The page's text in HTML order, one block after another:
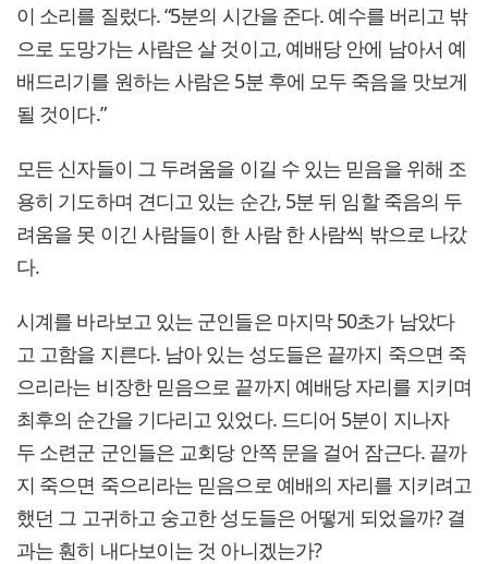
이 소리를 질렀다. “5분의 시간을 준다. 예수를 버리고 밖
으로 도망가는 사람은 살 것이고, 예배당 안에 남아서 예
배드리기를 원하는 사람은 5분 후에 모두 죽음을 맛보게
될 것이다.”
모든 신자들이 그 두려움을 이길 수 있는 믿음을 위해 조
용히 기도하며 견디고 있는 순간, 5분 뒤 임할 죽음의 두
려움을 못 이긴 사람들이 한 사람 한 사람씩 밖으로 나갔
다.
시계를 바라보고 있는 군인들은 마지막 50초가 남았다
고 고함을 지른다. 남아 있는 성도들은 끝까지 죽으면 죽
으리라는 비장한 믿음으로 끝까지 예배당 자리를 지키며
최후의 순간을 기다리고 있었다. 드디어 5분이 지나자
두 소련군 군인들은 교회당 안쪽 문을 걸어 잠근다. 끝까
지 죽으면 죽으리라는 믿음으로 예배의 자리를 지키려고
했던 그 고귀하고 숭고한 성도들은 어떻게 되었을까? 결
과는 훤히 내다보이는 것 아니겠는가?